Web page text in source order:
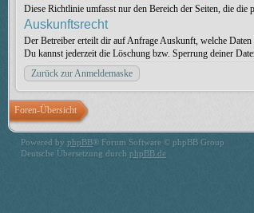
Diese Richtlinie umfasst nur den Bereich der Seiten, die
Auskunftsrecht
Der Betreiber erteilt dir auf Anfrage Auskunft, welche Daten
Du kannst jederzeit die Löschung bzw. Sperrung deiner
Zurück zur Anmeldemaske
Foren-Übersicht
Powered by phpBB® Forum Software © phpBB Group
Deutsche Übersetzung durch phpBB.de